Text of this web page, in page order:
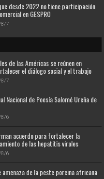
desde 2022 no tiene participación
en GESPRO
7
de las Américas se reúnen en
el diálogo social y el trabajo
7
Nacional de Poesía Salomé Ureña de
6
acuerdo para fortalecer la
de las hepatitis virales
6
de la peste porcina africana